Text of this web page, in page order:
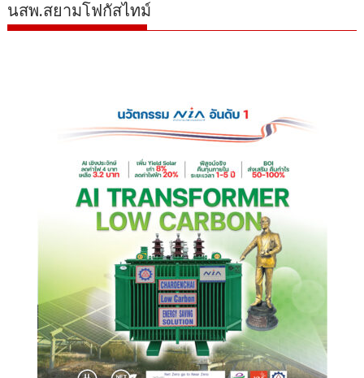
นสพ.สยามโฟกัสไทม์